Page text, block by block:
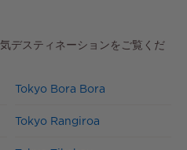
デスティネーションをご覧くだ
Tokyo Bora Bora
Tokyo Rangiroa